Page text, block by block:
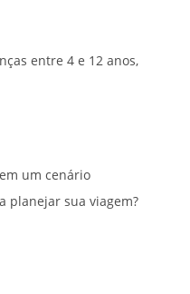
entre 4 e 12 anos,
um cenário
planejar sua viagem?